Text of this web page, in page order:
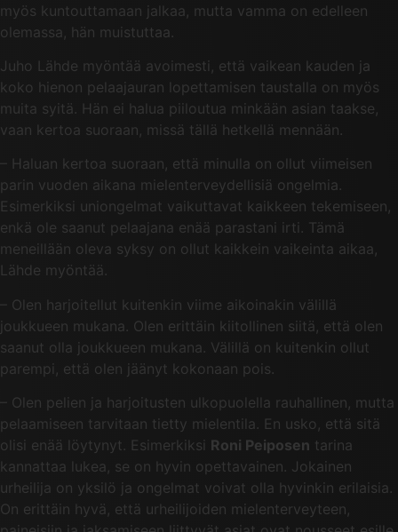
myös kuntouttamaan jalkaa, mutta vamma on edelleen
olemassa, hän muistuttaa.
Juho Lähde myöntää avoimesti, että vaikean kauden ja
koko hienon pelaajauran lopettamisen taustalla on myös
muita syitä. Hän ei halua piiloutua minkään asian taakse,
vaan kertoa suoraan, missä tällä hetkellä mennään.
– Haluan kertoa suoraan, että minulla on ollut viimeisen
parin vuoden aikana mielenterveydellisiä ongelmia.
Esimerkiksi uniongelmat vaikuttavat kaikkeen tekemiseen,
enkä ole saanut pelaajana enää parastani irti. Tämä
meneillään oleva syksy on ollut kaikkein vaikeinta aikaa,
Lähde myöntää.
– Olen harjoitellut kuitenkin viime aikoinakin välillä
joukkueen mukana. Olen erittäin kiitollinen siitä, että olen
saanut olla joukkueen mukana. Välillä on kuitenkin ollut
parempi, että olen jäänyt kokonaan pois.
– Olen pelien ja harjoitusten ulkopuolella rauhallinen, mutta
pelaamiseen tarvitaan tietty mielentila. En usko, että sitä
olisi enää löytynyt. Esimerkiksi Roni Peiposen tarina
kannattaa lukea, se on hyvin opettavainen. Jokainen
urheilija on yksilö ja ongelmat voivat olla hyvinkin erilaisia.
On erittäin hyvä, että urheilijoiden mielenterveyteen,